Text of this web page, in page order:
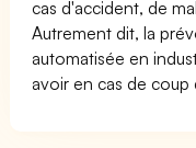
cas d'accident, de
Autrement dit, la
automatisée en
avoir en cas de